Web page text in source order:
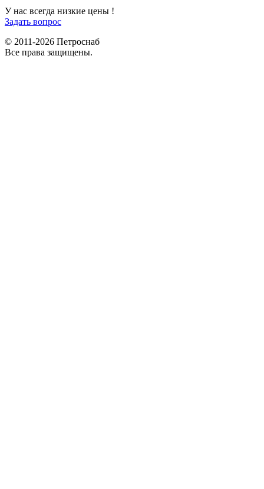
У нас всегда низкие цены !
Задать вопрос
© 2011-2026 Петроснаб
Все права защищены.